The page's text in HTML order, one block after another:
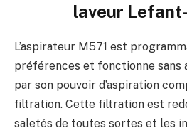
laveur
L’aspirateur M571 est
préférences et fonctionne sans
par son pouvoir d’aspiration
filtration. Cette filtration est
saletés de toutes sortes et les